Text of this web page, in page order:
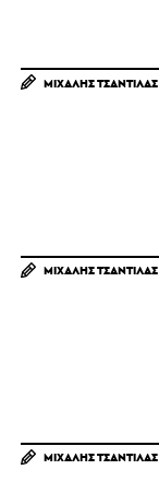
ΜΙΧΆΛΗΣ ΤΣΑΝΤΊΛΑΣ
ΜΙΧΆΛΗΣ ΤΣΑΝΤΊΛΑΣ
ΜΙΧΆΛΗΣ ΤΣΑΝΤΊΛΑΣ